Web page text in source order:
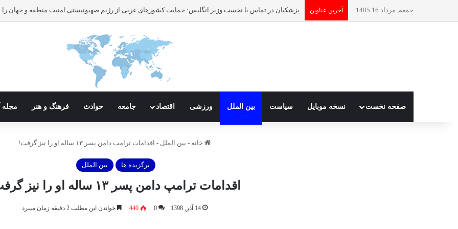
جمعه, مرداد 16 1405 آخرین عناوین
صفحه نخست نسخه موبایل سیاست بین الملل ورزشی اقتصاد جامعه حوادث فرهنگ و هنر مجله
خانه - بین الملل - اقدامات ترامپ دامن پسر ۱۳ ساله او را نیز گرفت!
برگزیده ها بین الملل
اقدامات ترامپ دامن پسر ۱۳ ساله او را نیز گرفت!
14 آذر, 1398 0
440 خواندن این مطلب 2 دقیقه زمان میبرد